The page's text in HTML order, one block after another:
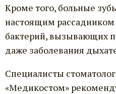
Кроме того, больные
настоящим
бактерий, вызывающих
даже заболевания
Специалисты
«Медикостом»